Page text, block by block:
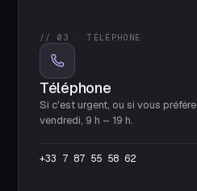
// 03 · TÉLÉPHONE
Téléphone
Si c'est urgent, ou si vous
vendredi, 9 h – 19 h.
+33 7 87 55 58 62